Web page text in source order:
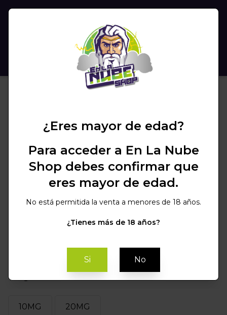
Elegir MG
10MG 20MG
¿Eres mayor de edad?
Para acceder a En La Nube
Shop debes confirmar que
eres mayor de edad.
No está permitida la venta a menores de 18 años.
¿Tienes más de 18 años?
Si No